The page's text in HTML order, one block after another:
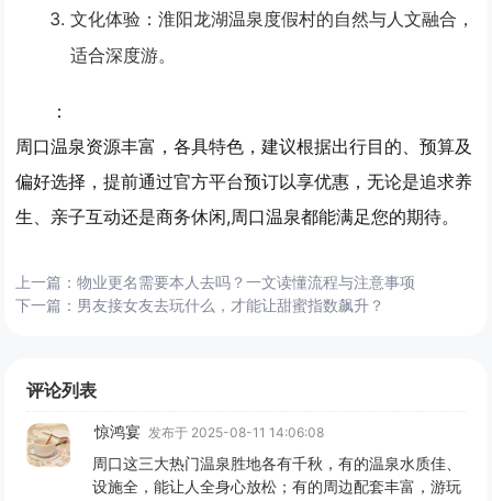
文化体验 ：淮阳龙湖温泉度假村的自然与人文融合，
适合深度游。
：
周口温泉资源丰富，各具特色，建议根据出行目的、预算及
偏好选择，提前通过官方平台预订以享优惠，无论是追求养
生、亲子互动还是商务休闲,周口温泉都能满足您的期待。
上一篇：物业更名需要本人去吗？一文读懂流程与注意事项
下一篇： 男友接女友去玩什么，才能让甜蜜指数飙升？
评论列表
惊鸿宴 发布于 2025-08-11 14:06:08
周口这三大热门温泉胜地各有千秋，有的温泉水质佳、
设施全，能让人全身心放松；有的周边配套丰富，游玩